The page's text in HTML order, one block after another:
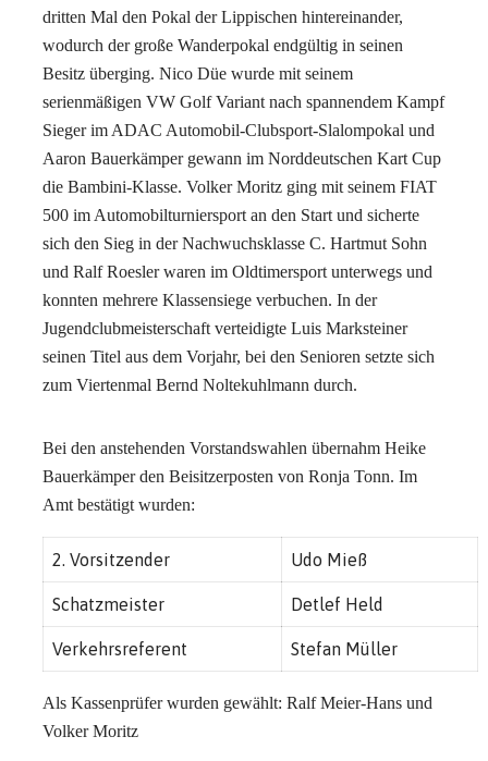
dritten Mal den Pokal der Lippischen hintereinander,
wodurch der große Wanderpokal endgültig in seinen
Besitz überging. Nico Düe wurde mit seinem
serienmäßigen VW Golf Variant nach spannendem Kampf
Sieger im ADAC Automobil-Clubsport-Slalompokal und
Aaron Bauerkämper gewann im Norddeutschen Kart Cup
die Bambini-Klasse. Volker Moritz ging mit seinem FIAT
500 im Automobilturniersport an den Start und sicherte
sich den Sieg in der Nachwuchsklasse C. Hartmut Sohn
und Ralf Roesler waren im Oldtimersport unterwegs und
konnten mehrere Klassensiege verbuchen. In der
Jugendclubmeisterschaft verteidigte Luis Marksteiner
seinen Titel aus dem Vorjahr, bei den Senioren setzte sich
zum Viertenmal Bernd Noltekuhlmann durch.
Bei den anstehenden Vorstandswahlen übernahm Heike
Bauerkämper den Beisitzerposten von Ronja Tonn. Im
Amt bestätigt wurden:
2. Vorsitzender Udo Mieß
Schatzmeister Detlef Held
Verkehrsreferent Stefan Müller
Als Kassenprüfer wurden gewählt: Ralf Meier-Hans und
Volker Moritz